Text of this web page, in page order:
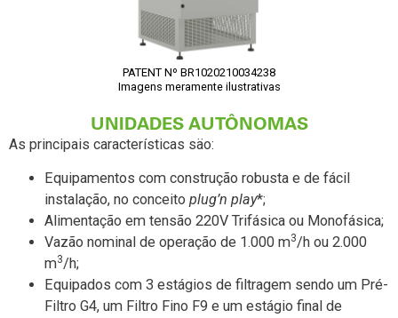
PATENT Nº BR1020210034238
Imagens meramente ilustrativas
UNIDADES AUTÔNOMAS
As principais características säo:
Equipamentos com construção robusta e de fácil
instalação, no conceito plug’n play*;
Alimentação em tensão 220V Trifásica ou Monofásica;
Vazão nominal de operação de 1.000 m3/h ou 2.000
m3/h;
Equipados com 3 estágios de filtragem sendo um Pré-
Filtro G4, um Filtro Fino F9 e um estágio final de